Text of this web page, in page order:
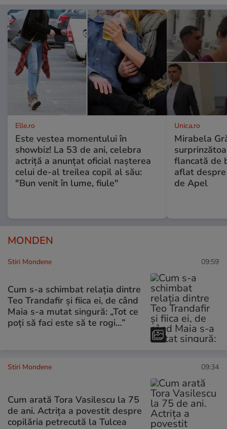
Elle.ro
Este vestea momentului în
showbiz! La 53 de ani, celebra
actriță a anunțat oficial nașterea
celui de-al treilea copil al său:
"Bun venit în lume, fiule"
Unica.ro
Mirabela
flancată de
aflat
de Apel
MONDEN
Stiri Mondene 09:59
Cum s-a schimbat relația dintre
Teo Trandafir și fiica ei, de când
Maia s-a mutat singură: „Tot ce
poți să faci este să te rogi…”
Stiri Mondene 09:34
Cum arată Tora Vasilescu la 75
de ani. Actrița a povestit despre
copilăria petrecută la Tulcea